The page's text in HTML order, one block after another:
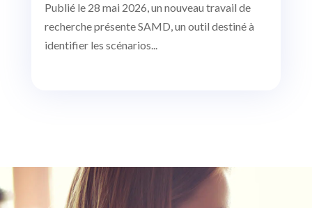
Publié le 28 mai 2026, un nouveau travail de
recherche présente SAMD, un outil destiné à
identifier les scénarios...